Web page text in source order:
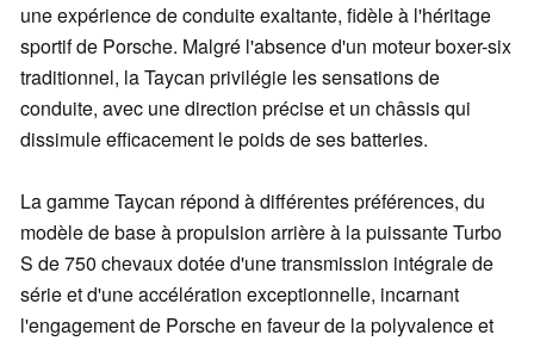
une expérience de conduite exaltante, fidèle à l'héritage
sportif de Porsche. Malgré l'absence d'un moteur boxer-six
traditionnel, la Taycan privilégie les sensations de
conduite, avec une direction précise et un châssis qui
dissimule efficacement le poids de ses batteries.
La gamme Taycan répond à différentes préférences, du
modèle de base à propulsion arrière à la puissante Turbo
S de 750 chevaux dotée d'une transmission intégrale de
série et d'une accélération exceptionnelle, incarnant
l'engagement de Porsche en faveur de la polyvalence et